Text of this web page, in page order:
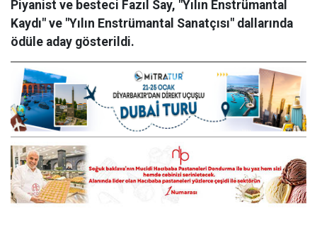
Piyanist ve besteci Fazıl Say, "Yılın Enstrümantal
Kaydı" ve "Yılın Enstrümantal Sanatçısı" dallarında
ödüle aday gösterildi.